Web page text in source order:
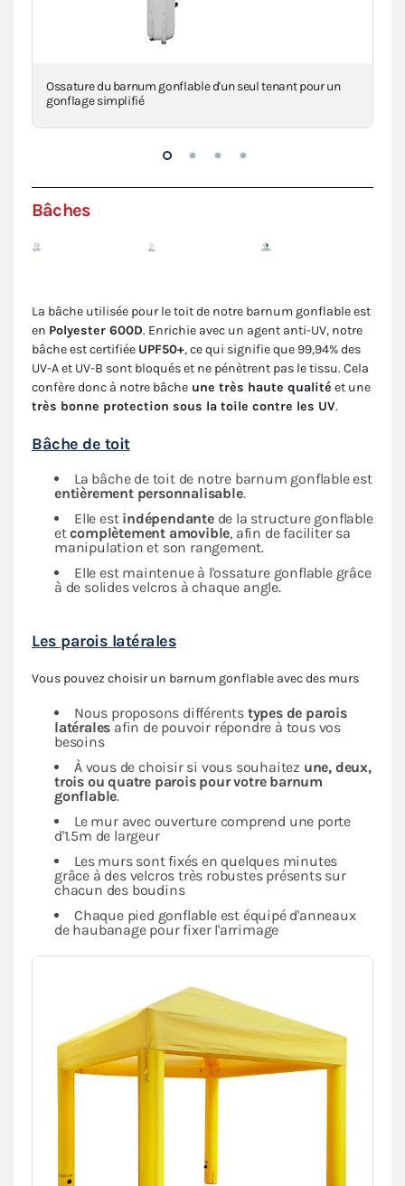
Ossature du barnum gonflable d'un seul tenant pour un
gonflage simplifié
Bâches
La bâche utilisée pour le toit de notre barnum gonflable est
en Polyester 600D. Enrichie avec un agent anti-UV, notre
bâche est certifiée UPF50+, ce qui signifie que 99,94% des
UV-A et UV-B sont bloqués et ne pénètrent pas le tissu. Cela
confère donc à notre bâche une très haute qualité et une
très bonne protection sous la toile contre les UV.
Bâche de toit
La bâche de toit de notre barnum gonflable est
entièrement personnalisable.
Elle estindépendantede la structure gonflable
etcomplètement amovible, afin de faciliter sa
manipulation et son rangement.
Elle est maintenue à l'ossature gonflable grâce
à de solides velcros à chaque angle.
Les parois latérales
Vous pouvez choisir un barnum gonflable avec des murs
Nous proposons différents types de parois
latérales afin de pouvoir répondre à tous vos
besoins
À vous de choisir si vous souhaitez une, deux,
trois ou quatre parois pour votre barnum
gonflable.
Le mur avec ouverture comprend une porte
d'1.5m de largeur
Les murs sont fixés en quelques minutes
grâce à des velcros très robustes présents sur
chacun des boudins
Chaque pied gonflable est équipé d'anneaux
de haubanage pour fixer l'arrimage